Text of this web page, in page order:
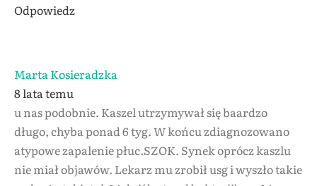
Odpowiedz
Marta Kosieradzka
8 lata temu
u nas podobnie. Kaszel utrzymywał się baardzo
długo, chyba ponad 6 tyg. W końcu zdiagnozowano
atypowe zapalenie płuc.SZOK. Synek oprócz kaszlu
nie miał objawów. Lekarz mu zrobił usg i wyszło takie